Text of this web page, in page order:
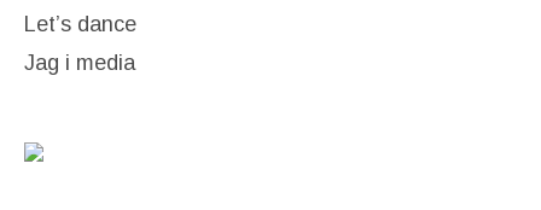
Let’s dance
Jag i media